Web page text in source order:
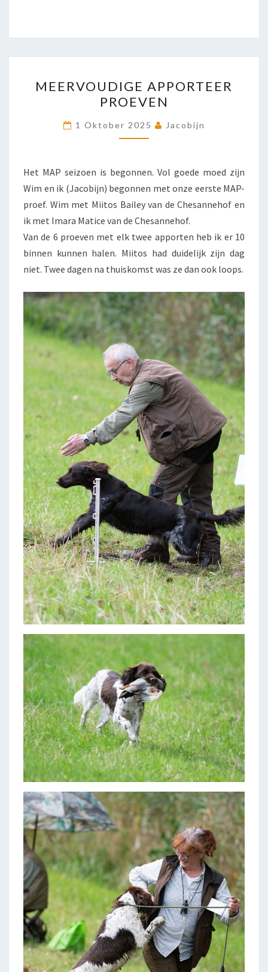
APPORTEER
PROEVEN
MEERVOUDIGE APPORTEER
PROEVEN
1 Oktober 2025 Jacobijn
Het MAP seizoen is begonnen. Vol goede moed zijn
Wim en ik (Jacobijn) begonnen met onze eerste MAP-
proef. Wim met Miitos Bailey van de Chesannehof en
ik met Imara Matice van de Chesannehof.
Van de 6 proeven met elk twee apporten heb ik er 10
binnen kunnen halen. Miitos had duidelijk zijn dag
niet. Twee dagen na thuiskomst was ze dan ook loops.